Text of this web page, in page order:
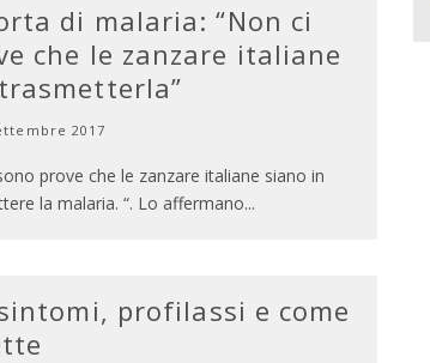
di malaria: “Non ci
che le zanzare italiane
2017
prove che le zanzare italiane siano in
la malaria. “. Lo affermano...
profilassi e come